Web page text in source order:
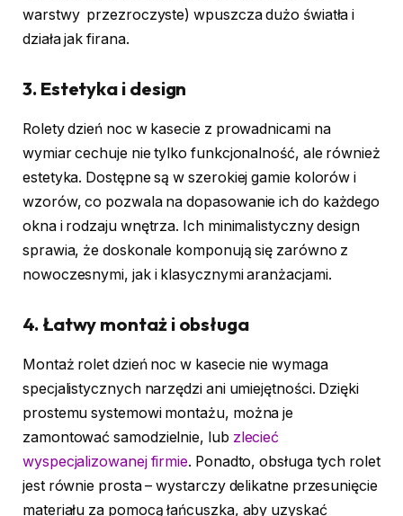
warstwy przezroczyste) wpuszcza dużo światła i
działa jak firana.
3. Estetyka i design
Rolety dzień noc w kasecie z prowadnicami na
wymiar cechuje nie tylko funkcjonalność, ale również
estetyka. Dostępne są w szerokiej gamie kolorów i
wzorów, co pozwala na dopasowanie ich do każdego
okna i rodzaju wnętrza. Ich minimalistyczny design
sprawia, że doskonale komponują się zarówno z
nowoczesnymi, jak i klasycznymi aranżacjami.
4. Łatwy montaż i obsługa
Montaż rolet dzień noc w kasecie nie wymaga
specjalistycznych narzędzi ani umiejętności. Dzięki
prostemu systemowi montażu, można je
zamontować samodzielnie, lub zlecieć
wyspecjalizowanej firmie. Ponadto, obsługa tych rolet
jest równie prosta – wystarczy delikatne przesunięcie
materiału za pomocą łańcuszka, aby uzyskać